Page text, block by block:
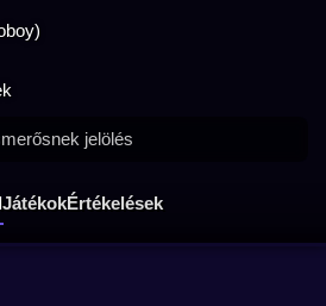
JátékokÉrtékelések
jelölés